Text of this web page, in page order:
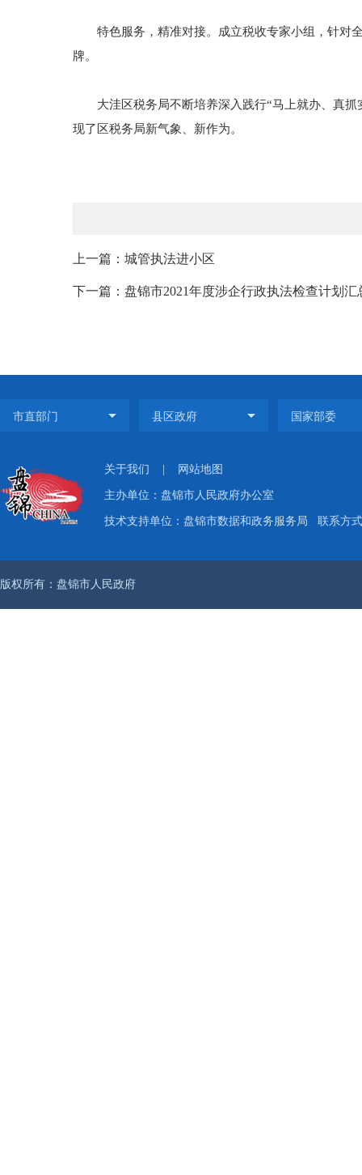
特色服务，精准对接。成立税收专家小组，针对全
牌。
大洼区税务局不断培养深入践行“马上就办、真抓
现了区税务局新气象、新作为。
上一篇：城管执法进小区
下一篇：盘锦市2021年度涉企行政执法检查计划汇
关于我们 网站地图
主办单位：盘锦市人民政府办公室
技术支持单位：盘锦市数据和政务服务局 联系方
版权所有：盘锦市人民政府